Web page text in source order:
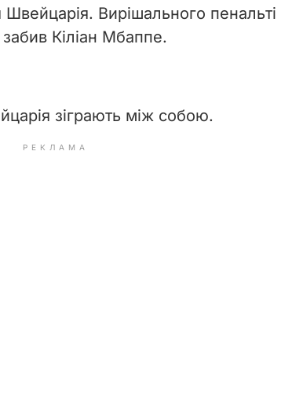
Вирішального пенальті
забив Кіліан Мбаппе.
зіграють між собою.
РЕКЛАМА